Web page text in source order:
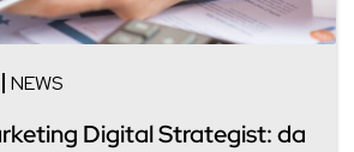
NEWS
Digital Strategist: da